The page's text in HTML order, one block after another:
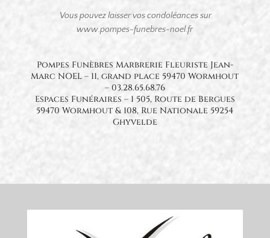
Vous pouvez laisser vos condoléances sur
www.pompes-funebres-noel.fr
Pompes Funèbres Marbrerie Fleuriste Jean-
Marc NOEL – 11, grand place 59470 Wormhout
– 03.28.65.68.76
Espaces Funéraires – 1 505, Route de Bergues
59470 Wormhout & 108, Rue Nationale 59254
Ghyvelde